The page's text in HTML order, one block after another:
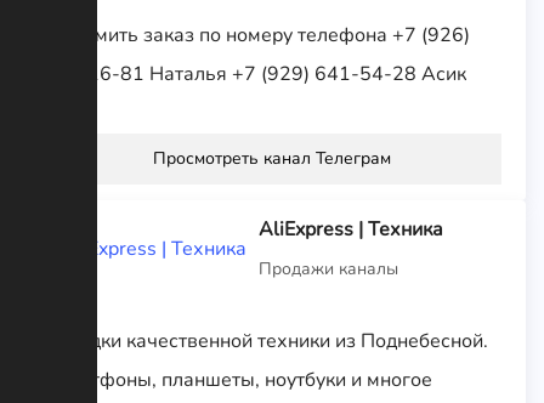
Оформить заказ по номеру телефона +7 (926)
650-16-81 Наталья +7 (929) 641-54-28 Асик
Просмотреть канал Телеграм
AliExpress | Техника
Продажи каналы
Находки качественной техники из Поднебесной.
Смартфоны, планшеты, ноутбуки и многое